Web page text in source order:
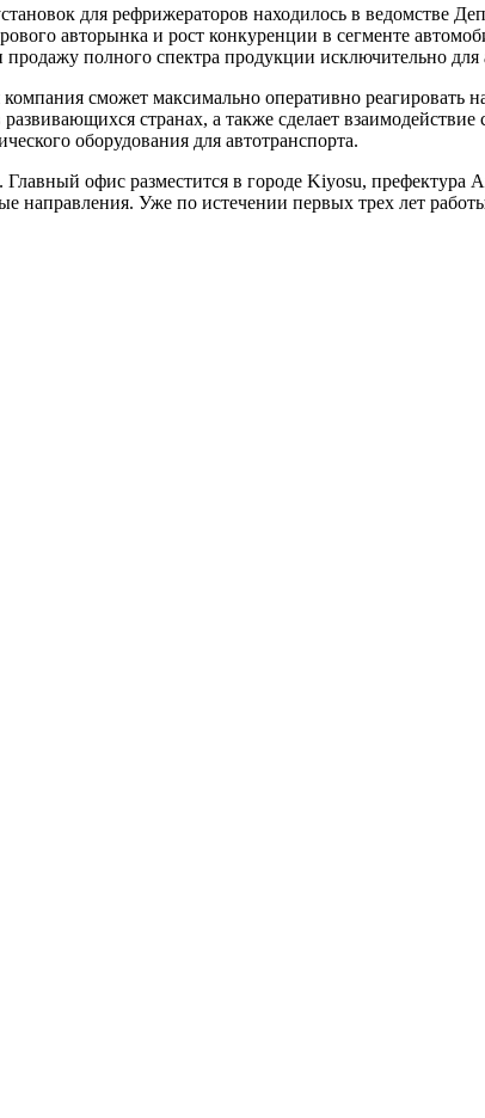
для рефрижераторов находилось в ведомстве
авторынка и рост конкуренции в сегменте
продажу полного спектра продукции исключительно
сможет максимально оперативно реагировать
странах, а также сделает
оборудования для автотранспорта.
офис разместится в городе Kiyosu,
направления. Уже по истечении первых трех лет